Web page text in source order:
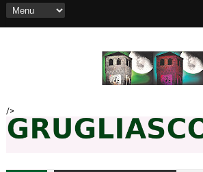
/>